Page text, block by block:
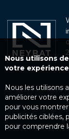
Nous utilisons
votre
Nous les utilisons
améliorer votre
pour vous
publicités ciblées,
pour comprendre